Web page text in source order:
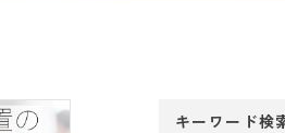
キーワード検